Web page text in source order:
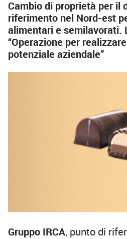
Cambio di proprietà per il
riferimento nel Nord-est
alimentari e semilavorati.
“Operazione per
potenziale aziendale”
Gruppo IRCA, punto di